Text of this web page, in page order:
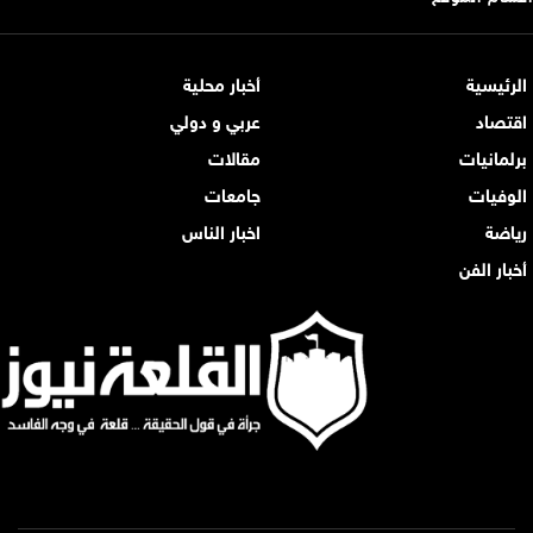
الرئيسية
أخبار محلية
اقتصاد
عربي و دولي
برلمانيات
مقالات
الوفيات
جامعات
رياضة
اخبار الناس
أخبار الفن